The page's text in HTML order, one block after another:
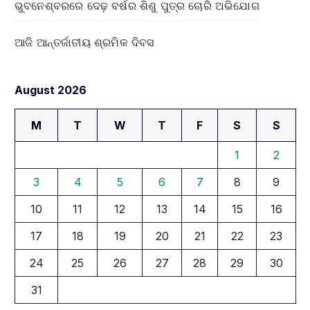
ଭୁବନେଶ୍ବରରେ ଦେଢ଼ ବର୍ଷର ଶିଶୁ ପୁତ୍ର ଚୋରି ଅଭିଯୋଗ
ଆଜି ଆନ୍ତର୍ଜାତୀୟ ଶ୍ରମିକ ଦିବସ
August 2026
M T W T F S S
1
2
3
4 5 6 7 8
9
10
11 12 13 14 15
16
17
18 19 20 21 22
23
24
25 26 27 28 29
30
31